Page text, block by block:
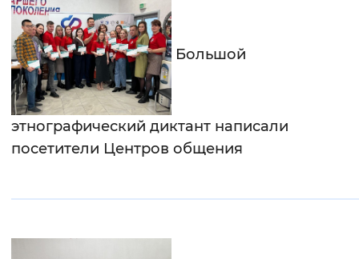
Большой
этнографический диктант написали
посетители Центров общения